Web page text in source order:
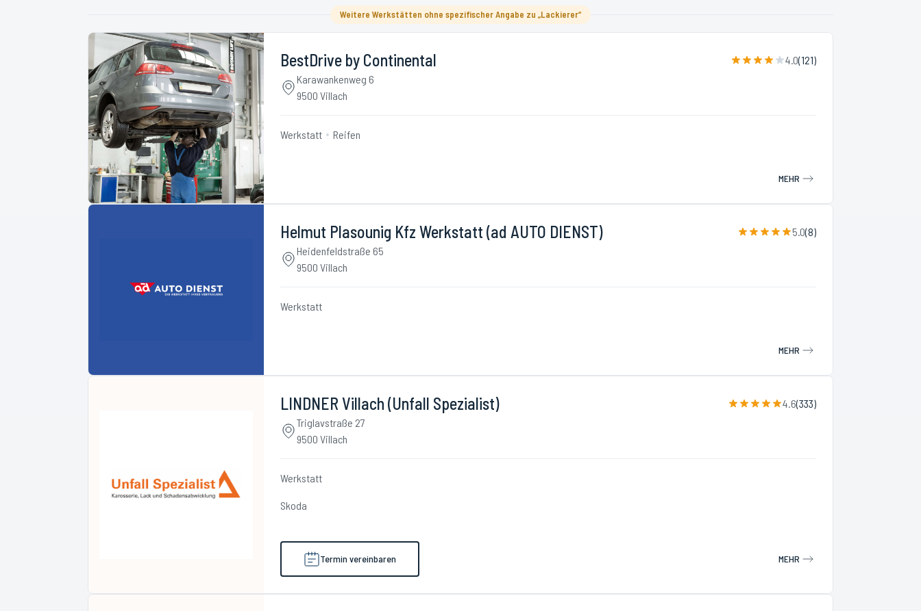
Weitere Werkstätten ohne spezifischer Angabe zu „Lackierer“
BestDrive by Continental 4.0(121)
Karawankenweg 6
9500 Villach
Werkstatt Reifen
MEHR
Helmut Plasounig Kfz Werkstatt (ad AUTO DIENST) 5.0(8)
Heidenfeldstraße 65
9500 Villach
Werkstatt
MEHR
LINDNER Villach (Unfall Spezialist) 4.6(333)
Triglavstraße 27
9500 Villach
Werkstatt
Skoda
Termin vereinbaren MEHR